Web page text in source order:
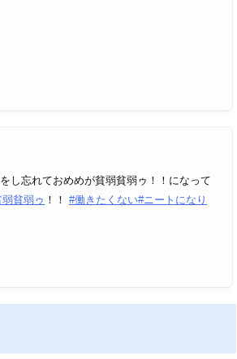
し忘れておめめが貧弱貧弱ゥ！！になって
弱貧弱ゥ ！！ #働きたくない#ニートになり